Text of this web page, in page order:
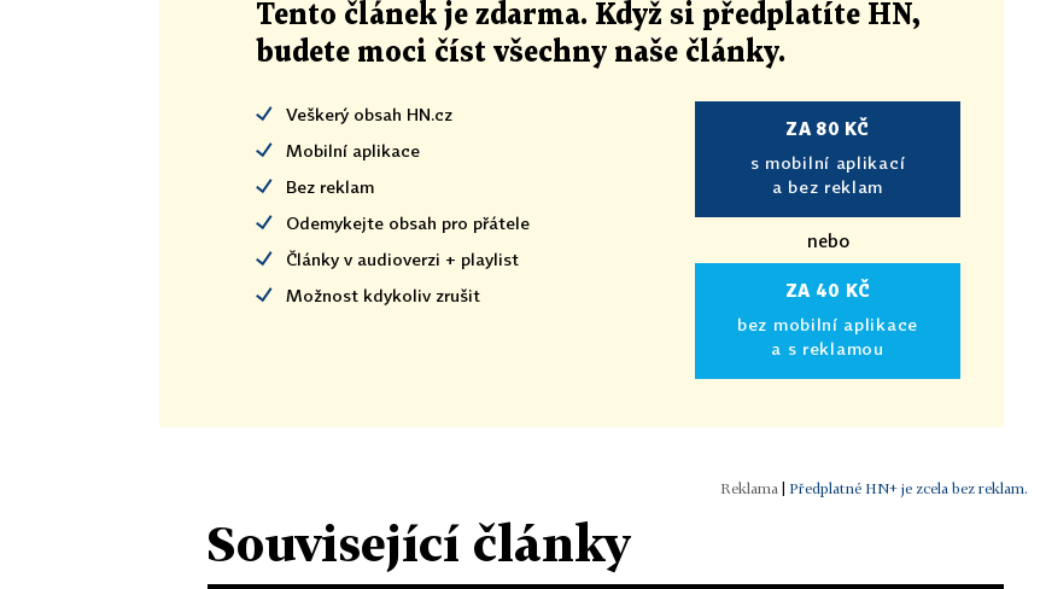
Tento článek je zdarma. Když si předplatíte HN,
budete moci číst všechny naše články.
Veškerý obsah HN.cz
Mobilní aplikace
Bez reklam
Odemykejte obsah pro přátele
Články v audioverzi + playlist
Možnost kdykoliv zrušit
ZA 80 KČ
s mobilní aplikací
a bez reklam
nebo
ZA 40 KČ
bez mobilní aplikace
a s reklamou
| Předplatné HN+ je zcela bez reklam.
Související články